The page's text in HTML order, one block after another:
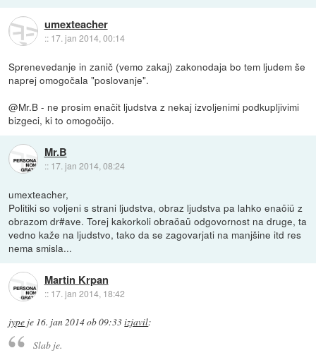
umexteacher
:: 17. jan 2014, 00:14
Sprenevedanje in zanič (vemo zakaj) zakonodaja bo tem ljudem še
naprej omogočala "poslovanje".
@Mr.B - ne prosim enačit ljudstva z nekaj izvoljenimi podkupljivimi
bizgeci, ki to omogočijo.
Mr.B
:: 17. jan 2014, 08:24
umexteacher,
Politiki so voljeni s strani ljudstva, obraz ljudstva pa lahko enaöiü z
obrazom dr#ave. Torej kakorkoli obraöaü odgovornost na druge, ta
vedno kaže na ljudstvo, tako da se zagovarjati na manjšine itd res
nema smisla...
Martin Krpan
:: 17. jan 2014, 18:42
jype je 16. jan 2014 ob 09:33izjavil:
Slab je.